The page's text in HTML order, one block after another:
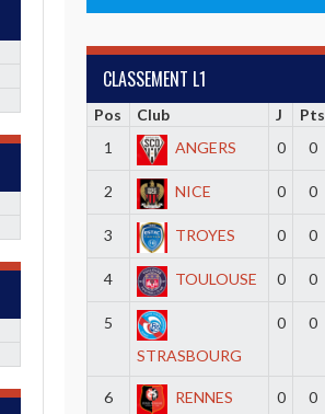
CLASSEMENT L1
Pos Club J Pts
1
ANGERS 0 0
2 NICE 0 0
3 TROYES 0 0
4 TOULOUSE 0 0
5
STRASBOURG
0 0
6 RENNES 0 0